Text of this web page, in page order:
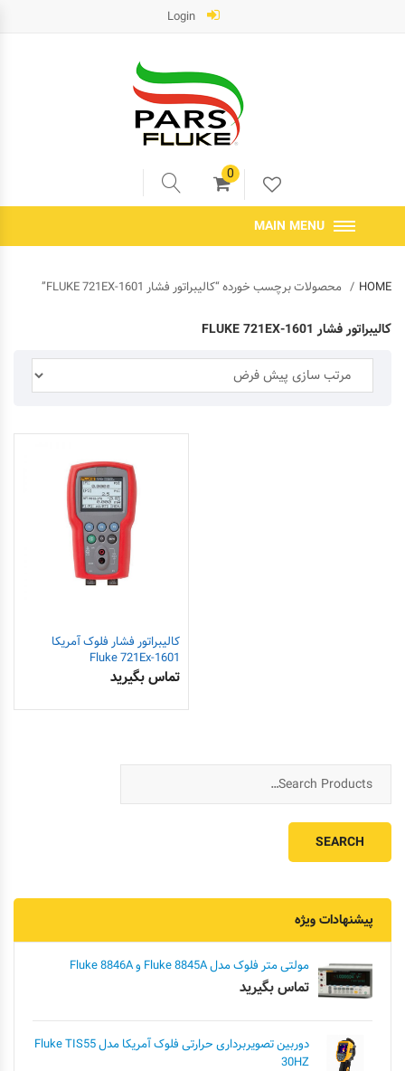
0
MAIN MENU
HOME محصولات برچسب خورده “کالیبراتور فشار 1601-FLUKE 721EX”
کالیبراتور فشار 1601-FLUKE 721EX
کالیبراتور فشار فلوک آمریکا
1601-Fluke 721Ex
تماس بگیرید
پیشنهادات ویژه
مولتی متر فلوک مدل Fluke 8845A و Fluke 8846A
تماس بگیرید
دوربین تصویربرداری حرارتی فلوک آمریکا مدل Fluke TIS55
30HZ